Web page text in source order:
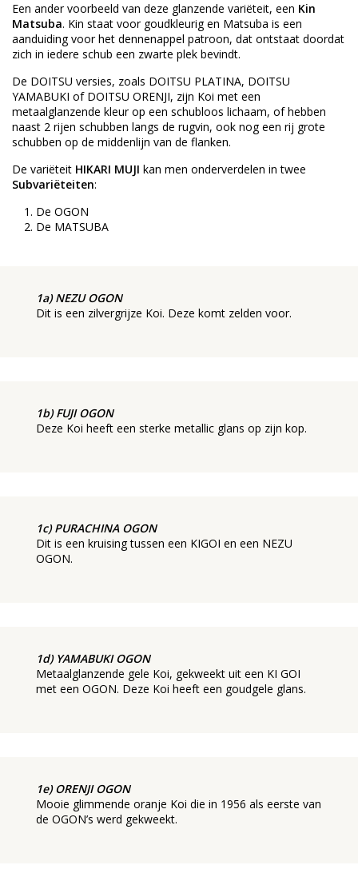
Een ander voorbeeld van deze glanzende variëteit, een Kin
Matsuba. Kin staat voor goudkleurig en Matsuba is een
aanduiding voor het dennenappel patroon, dat ontstaat doordat
zich in iedere schub een zwarte plek bevindt.
De DOITSU versies, zoals DOITSU PLATINA, DOITSU
YAMABUKI of DOITSU ORENJI, zijn Koi met een
metaalglanzende kleur op een schubloos lichaam, of hebben
naast 2 rijen schubben langs de rugvin, ook nog een rij grote
schubben op de middenlijn van de flanken.
De variëteit HIKARI MUJI kan men onderverdelen in twee
Subvariëteiten:
De OGON
De MATSUBA
1a) NEZU OGON
Dit is een zilvergrijze Koi. Deze komt zelden voor.
1b) FUJI OGON
Deze Koi heeft een sterke metallic glans op zijn kop.
1c) PURACHINA OGON
Dit is een kruising tussen een KIGOI en een NEZU
OGON.
1d) YAMABUKI OGON
Metaalglanzende gele Koi, gekweekt uit een KI GOI
met een OGON. Deze Koi heeft een goudgele glans.
1e) ORENJI OGON
Mooie glimmende oranje Koi die in 1956 als eerste van
de OGON’s werd gekweekt.